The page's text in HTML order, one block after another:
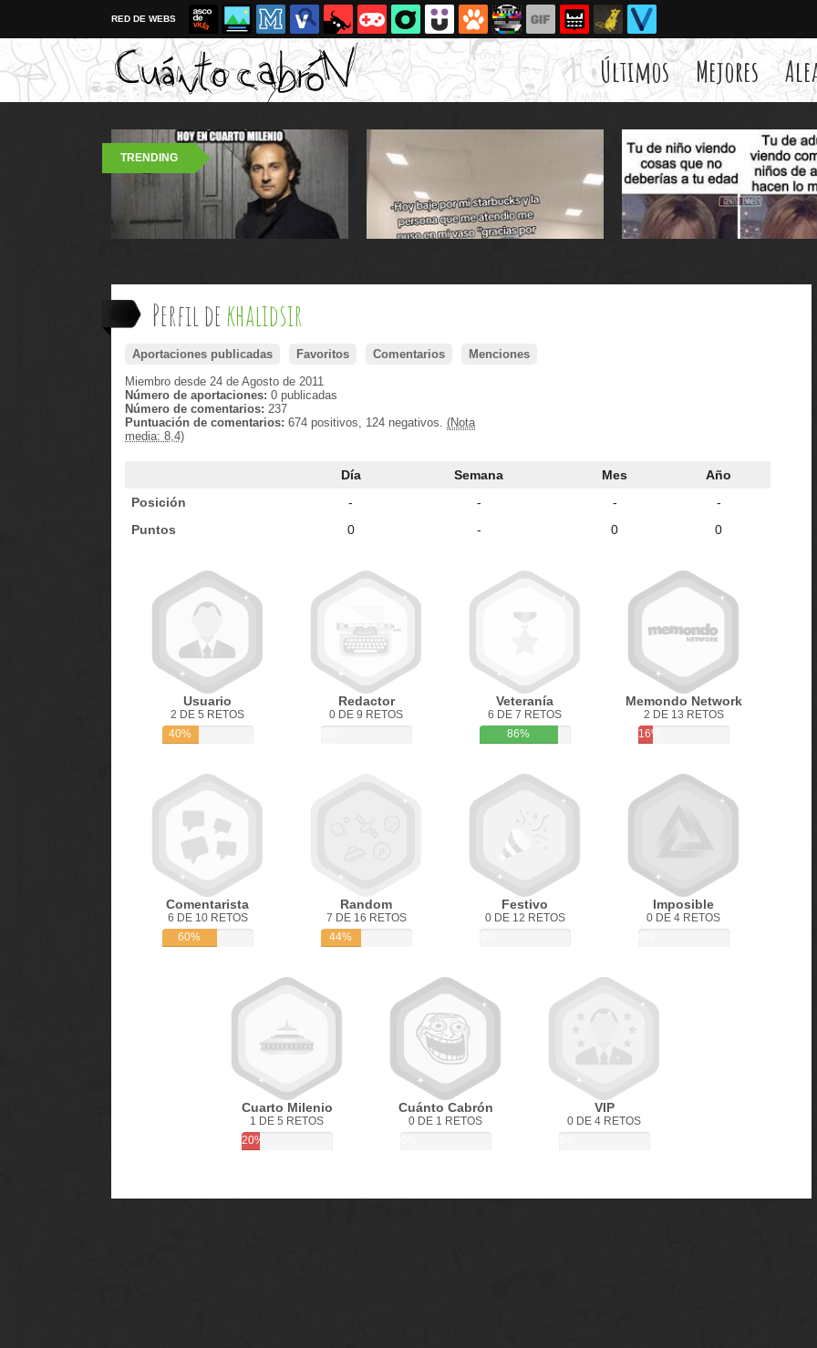
RED DE WEBS
Últimos Mejores
TRENDING
Perfil dekhalidsir
Aportaciones publicadas Favoritos Comentarios
Menciones
Miembro desde 24 de Agosto de 2011
Número de aportaciones: 0 publicadas
Número de comentarios: 237
Puntuación de comentarios: 674 positivos, 124 negativos. (Nota
media: 8,4)
Día Semana Mes
Año
Posición
- - -
-
Puntos
0 - 0 0
Usuario
2 DE 5 RETOS
40%
Redactor
0 DE 9 RETOS
Veteranía
6 DE 7 RETOS
86%
Memondo Network
2 DE 13 RETOS
16%
Comentarista
6 DE 10 RETOS
60%
Random
7 DE 16 RETOS
44%
Festivo
0 DE 12 RETOS
Imposible
0 DE 4 RETOS
Cuarto Milenio
1 DE 5 RETOS
20%
Cuánto Cabrón
0 DE 1 RETOS
VIP
0 DE 4 RETOS